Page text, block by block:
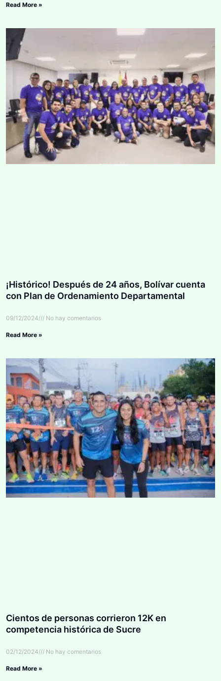
Read More »
¡Histórico! Después de 24 años, Bolívar cuenta
con Plan de Ordenamiento Departamental
09/12/2024 No hay comentarios
Read More »
Cientos de personas corrieron 12K en
competencia histórica de Sucre
02/12/2024 No hay comentarios
Read More »